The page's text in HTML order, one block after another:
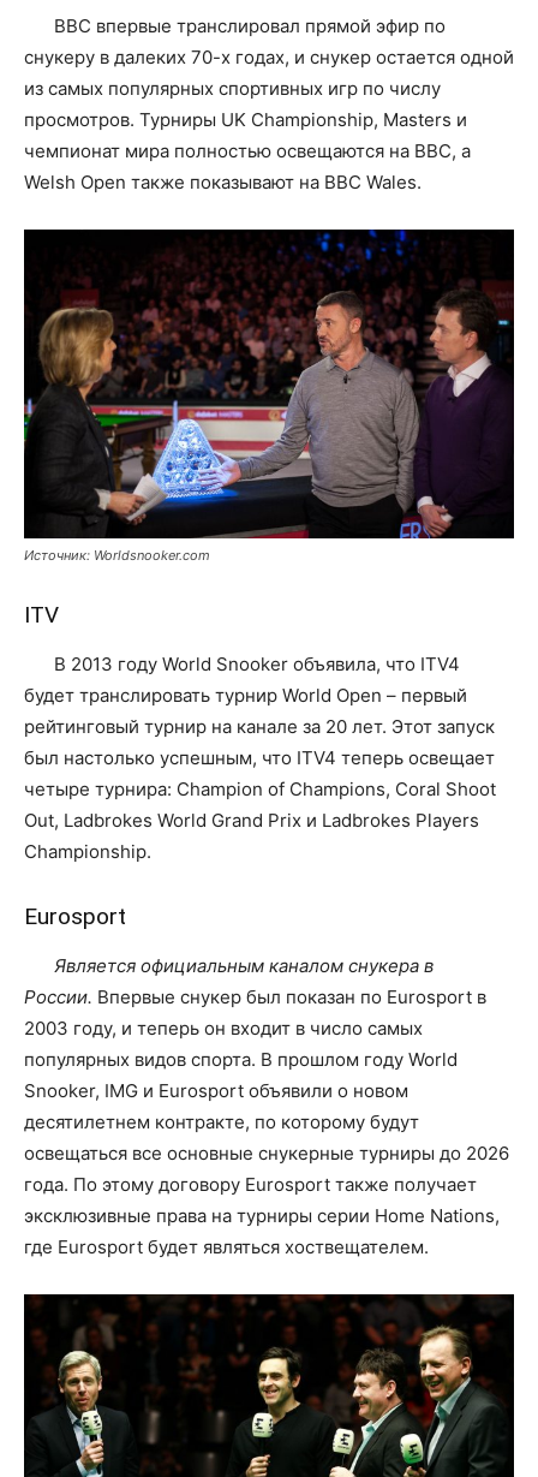
ВВС впервые транслировал прямой эфир по
снукеру в далеких 70-х годах, и снукер остается одной
из самых популярных спортивных игр по числу
просмотров. Турниры UK Championship, Masters и
чемпионат мира полностью освещаются на BBC, а
Welsh Open также показывают на BBC Wales.
Источник: Worldsnooker.com
ITV
В 2013 году World Snooker объявила, что ITV4
будет транслировать турнир World Open – первый
рейтинговый турнир на канале за 20 лет. Этот запуск
был настолько успешным, что ITV4 теперь освещает
четыре турнира: Champion of Champions, Coral Shoot
Out, Ladbrokes World Grand Prix и Ladbrokes Players
Championship.
Eurosport
Является официальным каналом снукера в
России. Впервые снукер был показан по Eurosport в
2003 году, и теперь он входит в число самых
популярных видов спорта. В прошлом году World
Snooker, IMG и Eurosport объявили о новом
десятилетнем контракте, по которому будут
освещаться все основные снукерные турниры до 2026
года. По этому договору Eurosport также получает
эксклюзивные права на турниры серии Home Nations,
где Eurosport будет являться хоствещателем.